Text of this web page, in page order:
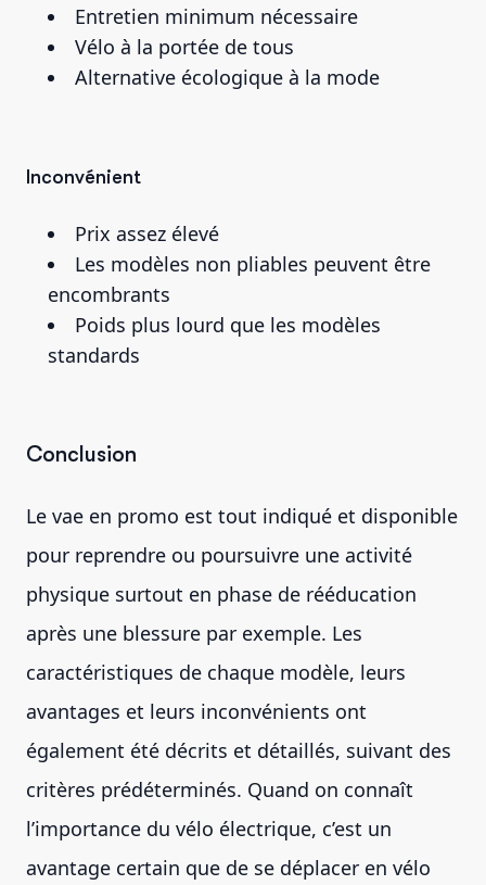
Entretien minimum nécessaire
Vélo à la portée de tous
Alternative écologique à la mode
Inconvénient
Prix assez élevé
Les modèles non pliables peuvent être
encombrants
Poids plus lourd que les modèles
standards
Conclusion
Le vae en promo est tout indiqué et disponible
pour reprendre ou poursuivre une activité
physique surtout en phase de rééducation
après une blessure par exemple. Les
caractéristiques de chaque modèle, leurs
avantages et leurs inconvénients ont
également été décrits et détaillés, suivant des
critères prédéterminés. Quand on connaît
l’importance du vélo électrique, c’est un
avantage certain que de se déplacer en vélo